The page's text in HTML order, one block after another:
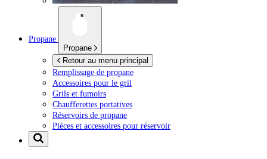
Propane
Propane
Retour au menu principal
Remplissage de propane
Accessoires pour le gril
Grils et fumoirs
Chaufferettes portatives
Réservoirs de propane
Pièces et accessoires pour réservoir